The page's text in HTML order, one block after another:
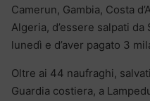
Camerun, Gambia, Costa
Algeria, d’essere salpati da
lunedì e d’aver pagato 3
Oltre ai 44 naufraghi,
Guardia costiera, a